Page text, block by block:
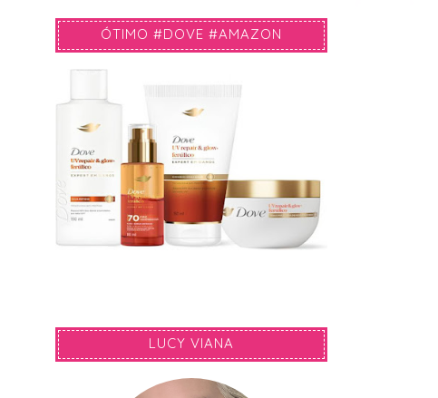
ÓTIMO #DOVE #AMAZON
LUCY VIANA